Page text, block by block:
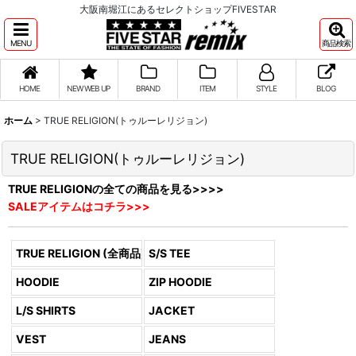
大阪南堀江にあるセレクトショップFIVESTAR
MENU 商品検索
HOME NEW WEB UP BRAND ITEM STYLE BLOG
ホーム > TRUE RELIGION(トゥルーレリジョン)
TRUE RELIGION(トゥルーレリジョン)
TRUE RELIGIONの全ての商品を見る>>>>
SALEアイテムはコチラ>>>
TRUE RELIGION (全商品) S/S TEE
HOODIE ZIP HOODIE
L/S SHIRTS JACKET
VEST JEANS